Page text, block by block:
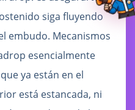
siga fluyendo
embudo. Mecanismos
esencialmente
ya están en el
está estancada, ni